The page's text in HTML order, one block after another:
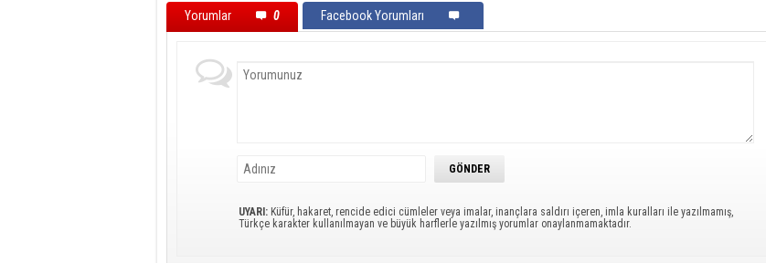
Yorumlar 0 Facebook Yorumları
UYARI: Küfür, hakaret, rencide edici cümleler veya imalar, inançlara saldırı içeren, imla kuralları ile yazılmamış,
Türkçe karakter kullanılmayan ve büyük harflerle yazılmış yorumlar onaylanmamaktadır.